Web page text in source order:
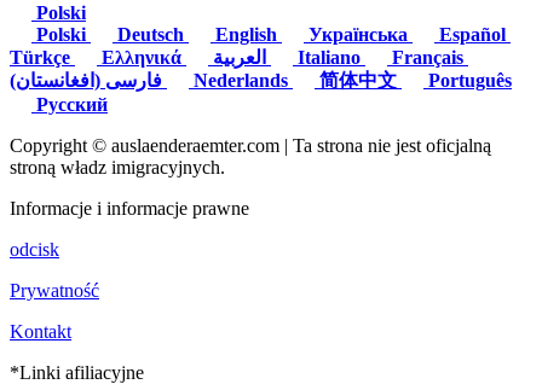
Polski
Polski
Deutsch English Українська
Español
Türkçe
Ελληνικά Italiano
Français
Nederlands 简体中文
Português
Русский
Copyright © auslaenderaemter.com | Ta strona nie jest oficjalną
stroną władz imigracyjnych.
Informacje i informacje prawne
odcisk
Prywatność
Kontakt
*Linki afiliacyjne